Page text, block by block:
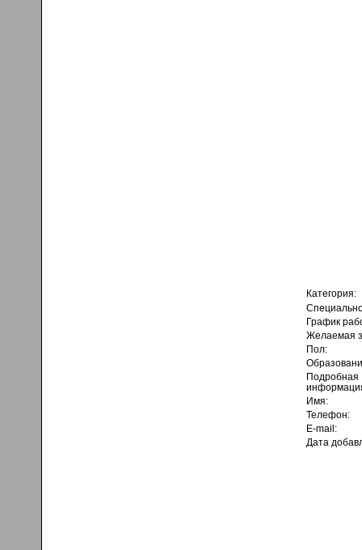
Категория:
График
Желаемая
Пол:
Подробная
Имя:
Телефон:
E-mail:
Дата